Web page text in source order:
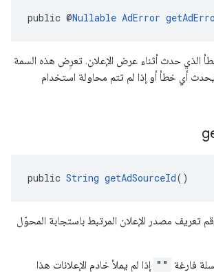
public @Nullable AdError
الذي حدث أثناء عرض الإعلان. تعرِض هذه السمة
يحدث أي خطأ أو إذا لم تتم محاولة استخدام
public String getAdSourceId()
تعريف مصدر الإعلان المرتبط باستجابة المحوّل
فارغة "" إذا لم يملأ خادم الإعلانات هذا